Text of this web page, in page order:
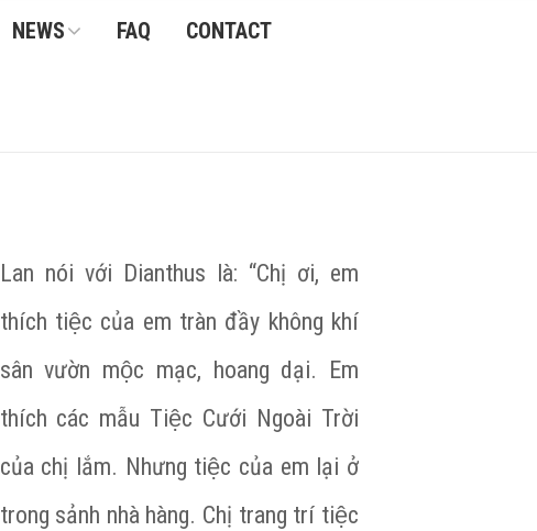
NEWS FAQ CONTACT
Lan nói với Dianthus là: “Chị ơi, em
thích tiệc của em tràn đầy không khí
sân vườn mộc mạc, hoang dại. Em
thích các mẫu Tiệc Cưới Ngoài Trời
của chị lắm. Nhưng tiệc của em lại ở
trong sảnh nhà hàng. Chị trang trí tiệc